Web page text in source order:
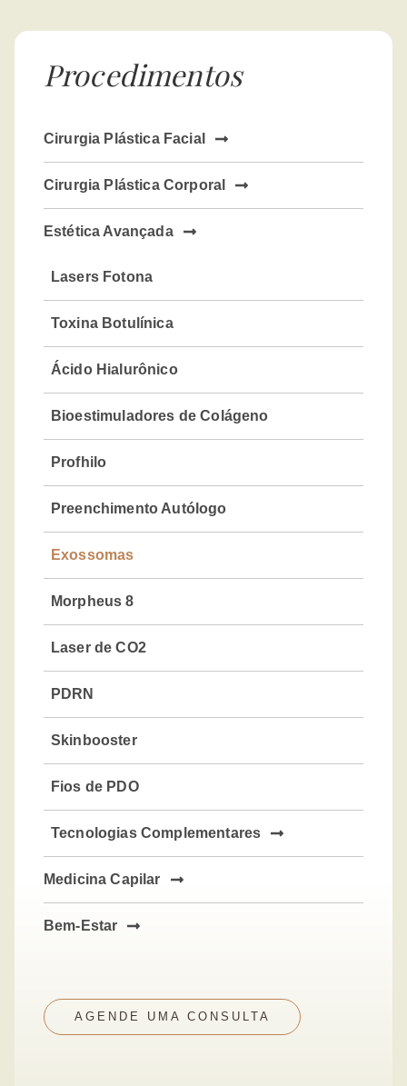
Procedimentos
Cirurgia Plástica Facial
Cirurgia Plástica Corporal
Estética Avançada
Lasers Fotona
Toxina Botulínica
Ácido Hialurônico
Bioestimuladores de Colágeno
Profhilo
Preenchimento Autólogo
Exossomas
Morpheus 8
Laser de CO2
PDRN
Skinbooster
Fios de PDO
Tecnologias Complementares
Medicina Capilar
Bem-Estar
AGENDE UMA CONSULTA